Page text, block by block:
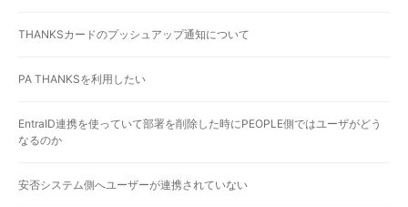
THANKSカードのプッシュアップ通知について
PA THANKSを利用したい
EntraID連携を使っていて部署を削除した時にPEOPLE側ではユーザがどう
なるのか
安否システム側へユーザーが連携されていない